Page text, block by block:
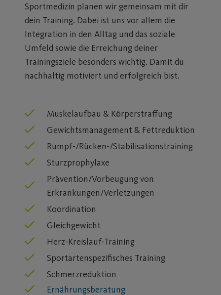
Sportmedizin planen wir gemeinsam mit dir
dein Training. Dabei ist uns vor allem die
Integration in den Alltag und das soziale
Umfeld sowie die Erreichung deiner
Trainingsziele besonders wichtig. Damit du
nachhaltig motiviert und erfolgreich bist.
Muskelaufbau & Körperstraffung
Gewichtsmanagement & Fettreduktion
Rumpf-/Rücken-/Stabilisationstraining
Sturzprophylaxe
Prävention/Vorbeugung von
Erkrankungen/Verletzungen
Koordination
Gleichgewicht
Herz-Kreislauf-Training
Sportartenspezifisches Training
Schmerzreduktion
Ernährungsberatung